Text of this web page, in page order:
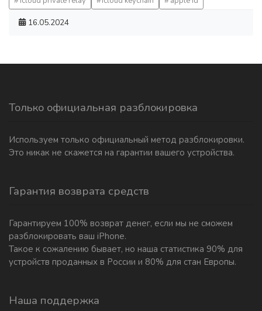
16.05.2024
Только официальная разблокировка
Используем только официальный метод разблокировки.
Это никак не скажется на гарантии вашего устройства.
Гарантия возврата средств
Гарантируем 100% возврат денег, если мы не сможем
разблокировать ваш iPhone.
Такое к сожалению бывает, но наша статистика 90% для
устройств проданных в России и 80% для стан Европы.
Наша поддержка